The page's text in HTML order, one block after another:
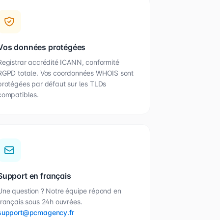
données protégées
accrédité ICANN, conformité
totale. Vos coordonnées WHOIS sont
par défaut sur les TLDs
en français
question ? Notre équipe répond en
sous 24h ouvrées.